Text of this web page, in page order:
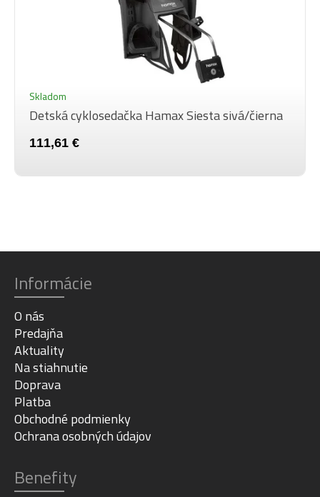
Skladom
Detská cyklosedačka Hamax Siesta sivá/čierna
111,61 €
Informácie
O nás
Predajňa
Aktuality
Na stiahnutie
Doprava
Platba
Obchodné podmienky
Ochrana osobných údajov
Benefity